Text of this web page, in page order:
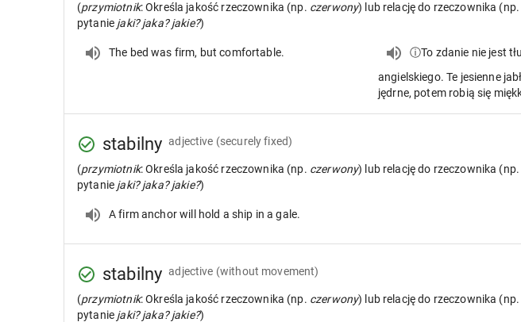
(przymiotnik: Określa jakość rzeczownika (np. czerwony) lub relację do rzeczownika (np.
pytanie jaki? jaka? jakie?)
The bed was firm, but comfortable.
ⓘTo zdanie nie jest
angielskiego. Te jesienne
jędrne, potem robią się
stabilny adjective (securely fixed)
(przymiotnik: Określa jakość rzeczownika (np. czerwony) lub relację do rzeczownika (np.
pytanie jaki? jaka? jakie?)
A firm anchor will hold a ship in a gale.
stabilny adjective (without movement)
(przymiotnik: Określa jakość rzeczownika (np. czerwony) lub relację do rzeczownika (np.
pytanie jaki? jaka? jakie?)